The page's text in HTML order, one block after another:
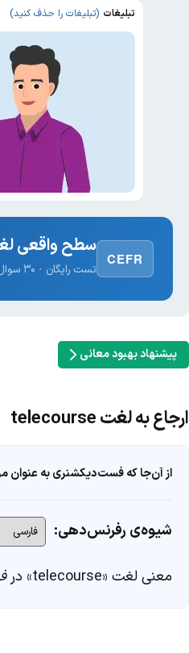
تبلیغات (تبلیغات را حذف کنید)
CEFR
سطح واقعی
تست رایگان · ۳۰ سوال · نتیجه فوری
پیشنهاد بهبود معانی
ارجاع به لغت telecourse
از آن‌جا که فست‌دیکشنری به عنوان
شیوه‌ی رفرنس‌دهی:
معنی لغت «telecourse» در